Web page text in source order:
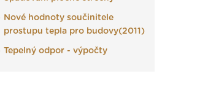
Nové hodnoty součinitele
prostupu tepla pro budovy(2011)
Tepelný odpor - výpočty